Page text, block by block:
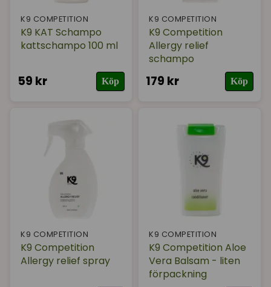
K9 COMPETITION
K9 KAT Schampo
kattschampo 100 ml
59 kr Köp
K9 COMPETITION
K9 Competition
Allergy relief
schampo
179 kr Köp
K9 COMPETITION
K9 Competition
Allergy relief spray
K9 COMPETITION
K9 Competition Aloe
Vera Balsam - liten
förpackning